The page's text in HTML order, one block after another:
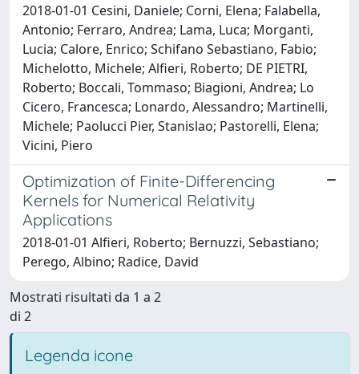
2018-01-01 Cesini, Daniele; Corni, Elena; Falabella,
Antonio; Ferraro, Andrea; Lama, Luca; Morganti,
Lucia; Calore, Enrico; Schifano Sebastiano, Fabio;
Michelotto, Michele; Alfieri, Roberto; DE PIETRI,
Roberto; Boccali, Tommaso; Biagioni, Andrea; Lo
Cicero, Francesca; Lonardo, Alessandro; Martinelli,
Michele; Paolucci Pier, Stanislao; Pastorelli, Elena;
Vicini, Piero
Optimization of Finite-Differencing
Kernels for Numerical Relativity
Applications
2018-01-01 Alfieri, Roberto; Bernuzzi, Sebastiano;
Perego, Albino; Radice, David
Mostrati risultati da 1 a 2
di 2
Legenda icone